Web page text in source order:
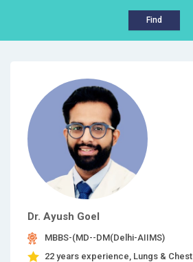
Find
Dr. Ayush Goel
MBBS-(MD--DM(Delhi-AIIMS)
22 years experience, Lungs & Chest